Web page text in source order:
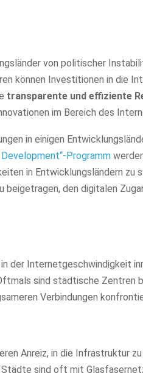
von politischer
können Investitionen in die
transparente und effiziente
im Bereich des
in einigen
Programm
in Entwicklungsländern zu
den digitalen
der Internetgeschwindigkeit
sind städtische Zentren
Verbindungen
Anreiz, in die Infrastruktur
sind oft mit